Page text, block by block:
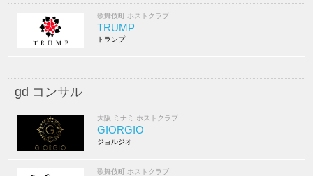
歌舞伎町 ホストクラブ
TRUMP
トランプ
gd コンサル
大阪 ミナミ ホストクラブ
GIORGIO
ジョルジオ
歌舞伎町 ホストクラブ